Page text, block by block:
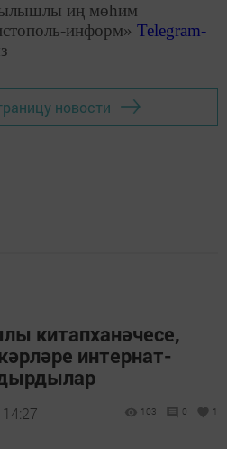
иң мөһим
информ» Telegram-
новости
китапханәчесе,
интернат-
103 0 1